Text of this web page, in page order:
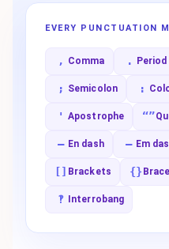
EVERY PUNCTUATION
, Comma . Period
; Semicolon :
' Apostrophe “”
– En dash — Em
[] Brackets {}
‽ Interrobang